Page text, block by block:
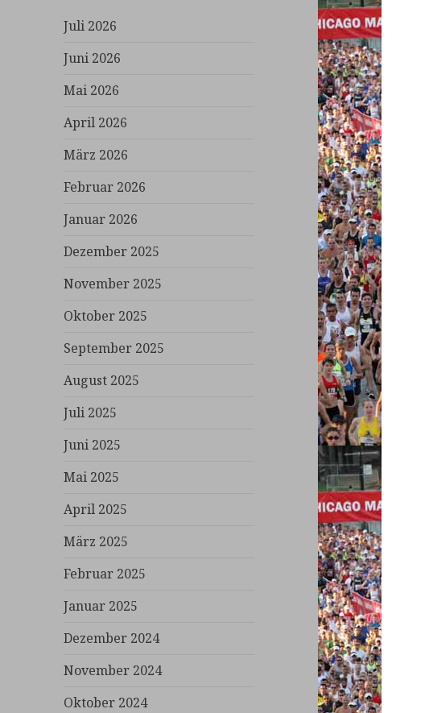
Juli 2026
Juni 2026
Mai 2026
April 2026
März 2026
Februar 2026
Januar 2026
Dezember 2025
November 2025
Oktober 2025
September 2025
August 2025
Juli 2025
Juni 2025
Mai 2025
April 2025
März 2025
Februar 2025
Januar 2025
Dezember 2024
November 2024
Oktober 2024